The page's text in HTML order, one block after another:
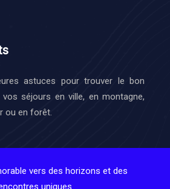
astuces pour trouver le bon
séjours en ville, en montagne,
ou en forêt.
vers des horizons et des
uniques.